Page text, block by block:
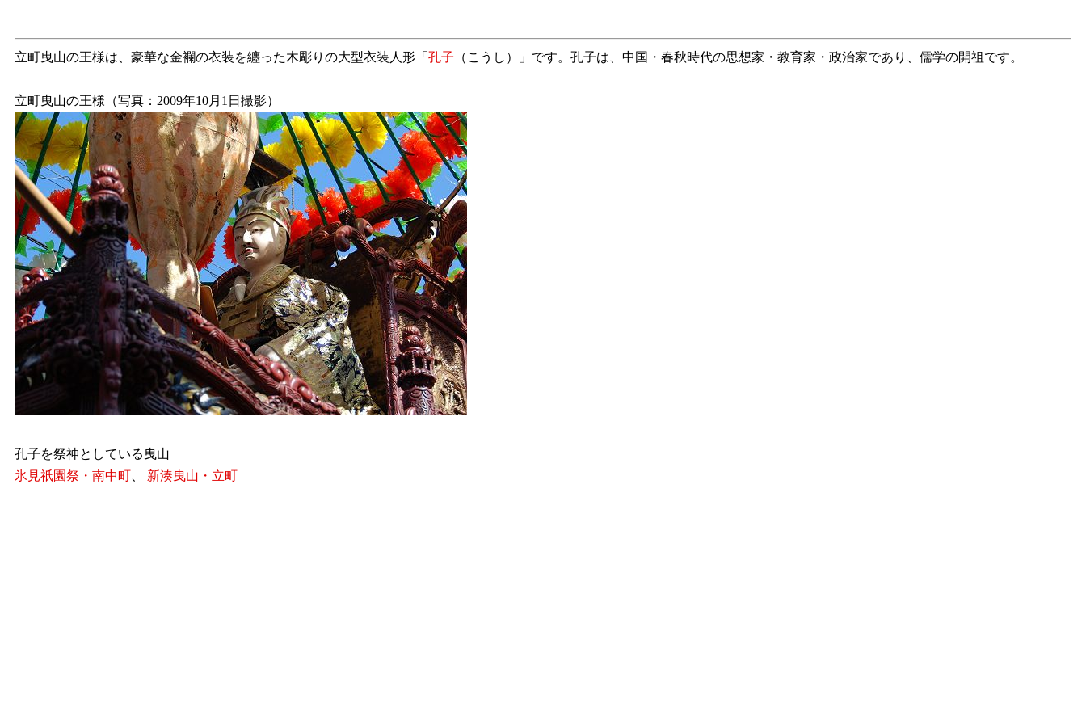
立町曳山の王様は、豪華な金襴の衣装を纏った木彫りの大型衣装人形「 孔子 （こうし）」です。孔子は、中国・春秋時代の思想家・教育家・政治家であり、儒学の開祖です。
立町曳山の王様（写真：2009年10月1日撮影）
孔子を祭神としている曳山
氷見祇園祭・南中町、 新湊曳山・立町